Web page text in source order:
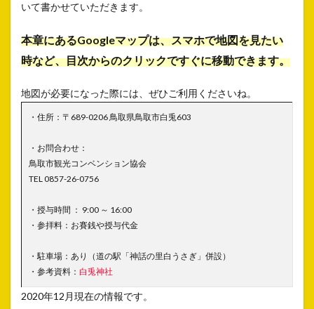
いて書かせていただきます。
本章にあるGoogleマップは、スマホで地図を見たい
時など、目次からのクリックですぐに移動できます。
地図が必要になった際には、ぜひご利用くださいね。
・住所：〒689-0206 鳥取県鳥取市白兎603
・お問合わせ：
鳥取市観光コンベンション協会
TEL 0857-26-0756
・授与時間 ： 9:00 ～ 16:00
・参拝料：お賽銭や授与代金
・駐車場：あり（道の駅「神話の里白うさぎ」併設）
・参考資料： 白兎神社
2020年12月現在の情報です。